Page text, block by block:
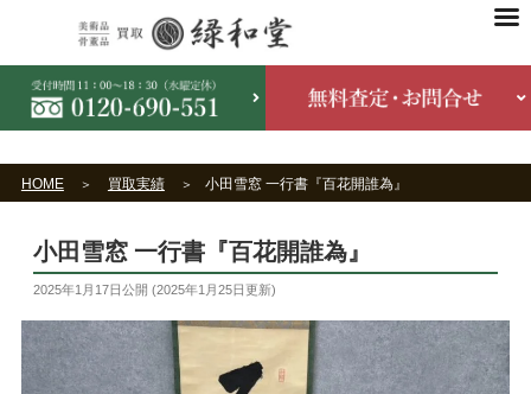
HOME 買取実績 小田雪窓 一行書『百花開誰為』
小田雪窓 一行書『百花開誰為』
2025年1月17日公開 (2025年1月25日更新)